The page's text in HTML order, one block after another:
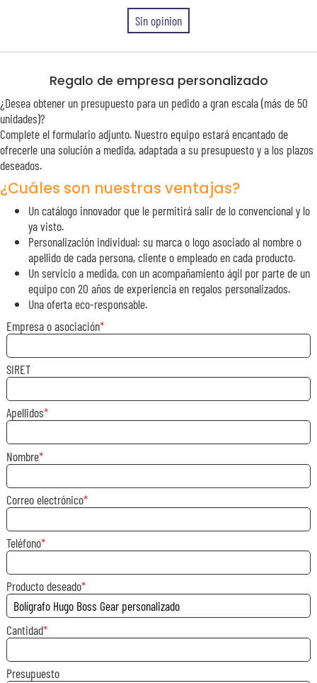
Sin opinion
Regalo de empresa personalizado
¿Desea obtener un presupuesto para un pedido a gran escala (más de 50
unidades)?
Complete el formulario adjunto. Nuestro equipo estará encantado de
ofrecerle una solución a medida, adaptada a su presupuesto y a los plazos
deseados.
¿Cuáles son nuestras ventajas?
Un catálogo innovador que le permitirá salir de lo convencional y lo
ya visto.
Personalización individual: su marca o logo asociado al nombre o
apellido de cada persona, cliente o empleado en cada producto.
Un servicio a medida, con un acompañamiento ágil por parte de un
equipo con 20 años de experiencia en regalos personalizados.
Una oferta eco-responsable.
Empresa o asociación
SIRET
Apellidos
Nombre
Correo electrónico
Teléfono
Producto deseado
Cantidad
Presupuesto